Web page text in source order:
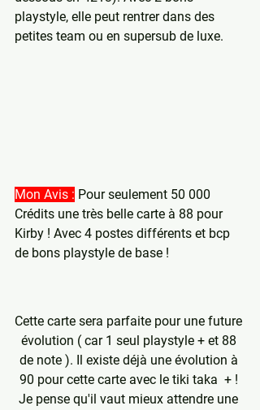
playstyle, elle peut rentrer dans des
petites team ou en supersub de luxe.
Mon Avis : Pour seulement 50 000
Crédits une très belle carte à 88 pour
Kirby ! Avec 4 postes différents et bcp
de bons playstyle de base !
Cette carte sera parfaite pour une future
évolution ( car 1 seul playstyle + et 88
de note ). Il existe déjà une évolution à
90 pour cette carte avec le tiki taka  + !
Je pense qu'il vaut mieux attendre une